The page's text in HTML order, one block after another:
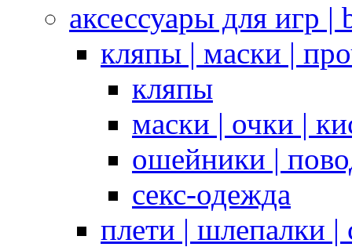
аксессуары для игр |
кляпы | маски |
кляпы
маски | очки |
ошейники |
секс-одежда
плети | шлепалки |